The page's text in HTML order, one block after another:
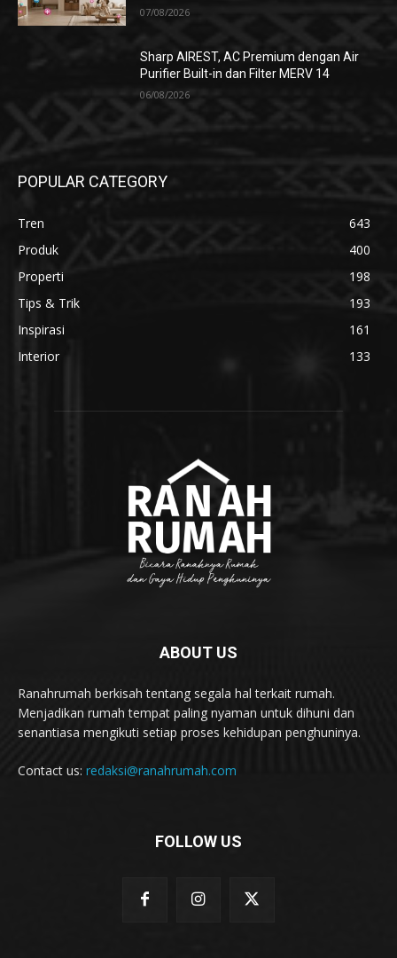
07/08/2026
Sharp AIREST, AC Premium dengan Air
Purifier Built-in dan Filter MERV 14
06/08/2026
POPULAR CATEGORY
Tren
643
Produk
400
Properti
198
Tips & Trik
193
Inspirasi
161
Interior
133
ABOUT US
Ranahrumah berkisah tentang segala hal terkait rumah.
Menjadikan rumah tempat paling nyaman untuk dihuni dan
senantiasa mengikuti setiap proses kehidupan penghuninya.
Contact us: redaksi@ranahrumah.com
FOLLOW US